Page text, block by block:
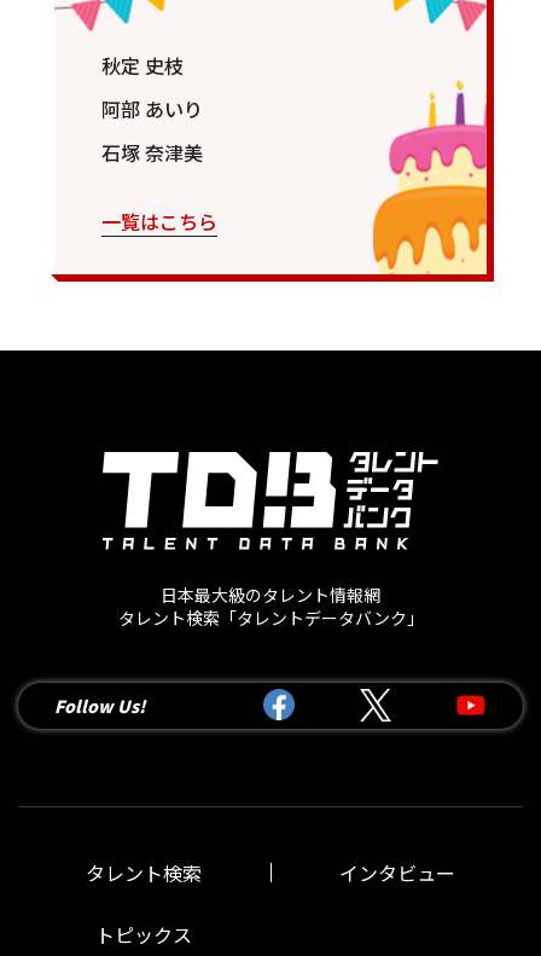
秋定 史枝
阿部 あいり
石塚 奈津美
一覧はこちら
日本最大級のタレント情報網
タレント検索「タレントデータバンク」
Follow Us!
タレント検索 インタビュー
トピックス